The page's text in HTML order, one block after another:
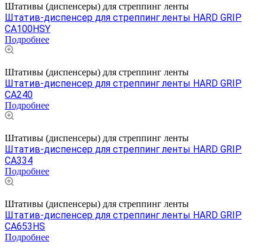
Штативы (диспенсеры) для стреппинг ленты
Штатив-диспенсер для стреппинг ленты HARD GRIP
CA100HSY
Подробнее
Штативы (диспенсеры) для стреппинг ленты
Штатив-диспенсер для стреппинг ленты HARD GRIP
CA240
Подробнее
Штативы (диспенсеры) для стреппинг ленты
Штатив-диспенсер для стреппинг ленты HARD GRIP
CA334
Подробнее
Штативы (диспенсеры) для стреппинг ленты
Штатив-диспенсер для стреппинг ленты HARD GRIP
CA653HS
Подробнее